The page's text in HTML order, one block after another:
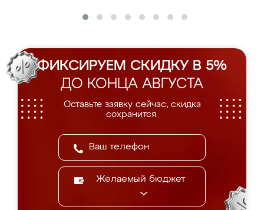
ФИКСИРУЕМ СКИДКУ В 5%
ДО КОНЦА АВГУСТА
Оставьте заявку сейчас, скидка
сохранится.
Желаемый бюджет